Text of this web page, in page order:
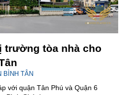
trường tòa nhà cho
BÌNH TÂN
với quận Tân Phú và Quận 6